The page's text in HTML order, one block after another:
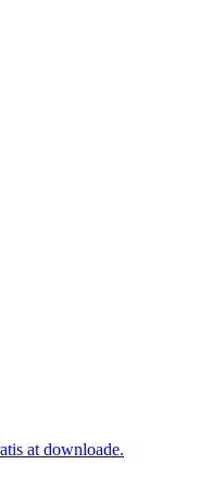
at downloade.